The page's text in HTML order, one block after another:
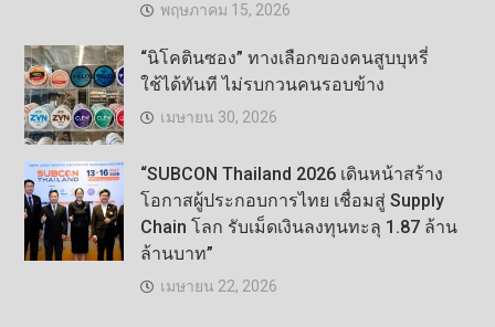
พฤษภาคม 15, 2026
“นิโคตินซอง” ทางเลือกของคนสูบบุหรี่
ใช้ได้ทันที ไม่รบกวนคนรอบข้าง
เมษายน 30, 2026
“SUBCON Thailand 2026 เดินหน้าสร้าง
โอกาสผู้ประกอบการไทย เชื่อมสู่ Supply
Chain โลก รับเม็ดเงินลงทุนทะลุ 1.87 ล้าน
ล้านบาท”
เมษายน 22, 2026